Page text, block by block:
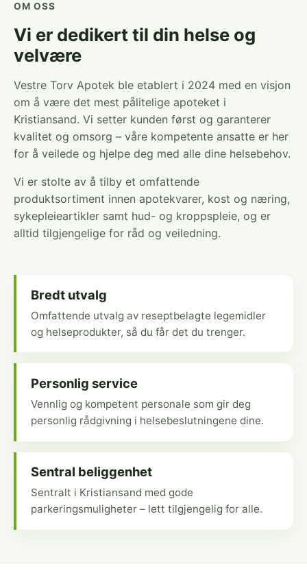
OM OSS
Vi er dedikert til din helse og
velvære
Vestre Torv Apotek ble etablert i 2024 med en visjon
om å være det mest pålitelige apoteket i
Kristiansand. Vi setter kunden først og garanterer
kvalitet og omsorg – våre kompetente ansatte er her
for å veilede og hjelpe deg med alle dine helsebehov.
Vi er stolte av å tilby et omfattende
produktsortiment innen apotekvarer, kost og næring,
sykepleieartikler samt hud- og kroppspleie, og er
alltid tilgjengelige for råd og veiledning.
Bredt utvalg
Omfattende utvalg av reseptbelagte legemidler
og helseprodukter, så du får det du trenger.
Personlig service
Vennlig og kompetent personale som gir deg
personlig rådgivning i helsebeslutningene dine.
Sentral beliggenhet
Sentralt i Kristiansand med gode
parkeringsmuligheter – lett tilgjengelig for alle.